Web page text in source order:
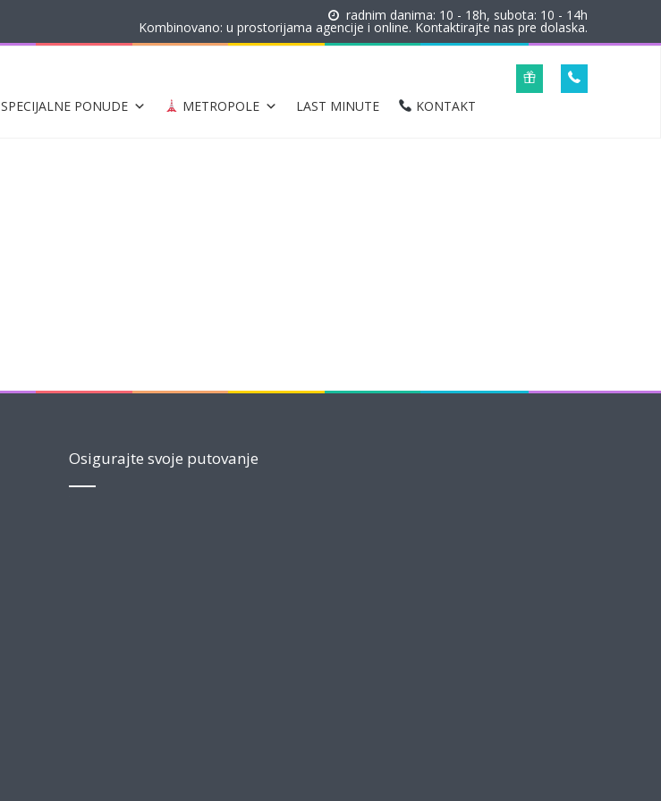
radnim danima: 10 - 18h, subota: 10 - 14h
Kombinovano: u prostorijama agencije i online. Kontaktirajte nas pre dolaska.
SPECIJALNE PONUDE METROPOLE LAST MINUTE KONTAKT
Osigurajte svoje putovanje